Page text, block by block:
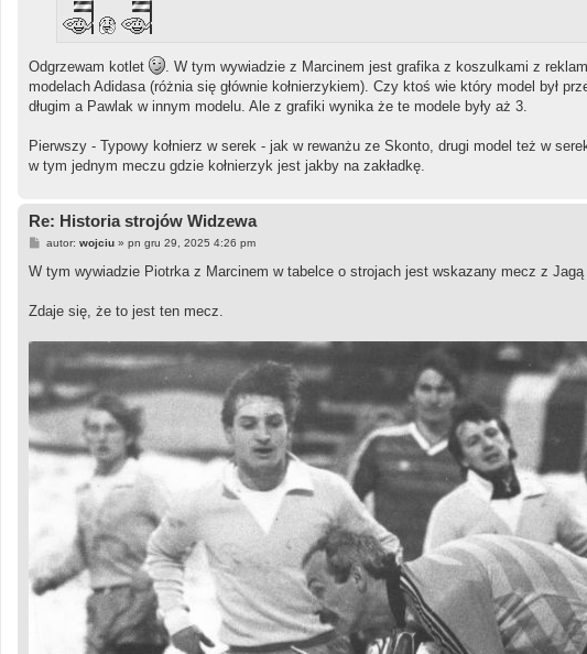
Odgrzewam kotlet
. W tym wywiadzie z Marcinem jest grafika z koszulkami z
modelach Adidasa (różnia się głównie kołnierzykiem). Czy ktoś wie który model był
długim a Pawlak w innym modelu. Ale z grafiki wynika że te modele były aż 3.
Pierwszy - Typowy kołnierz w serek - jak w rewanżu ze Skonto, drugi model też w
w tym jednym meczu gdzie kołnierzyk jest jakby na zakładkę.
Re: Historia strojów Widzewa
P
s
autor: wojciu» pn gru 29, 2025 4:26 pm
W tym wywiadzie Piotrka z Marcinem w tabelce o strojach jest wskazany mecz z
Zdaje się, że to jest ten mecz.